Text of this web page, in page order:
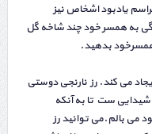
یادبود اشخاص نیز
به همسر خود چند شاخه گل
بدهید.
می کند. رز نارنجی دوستی
شیدایی ست تا به آنکه
می بالم.می توانید رز